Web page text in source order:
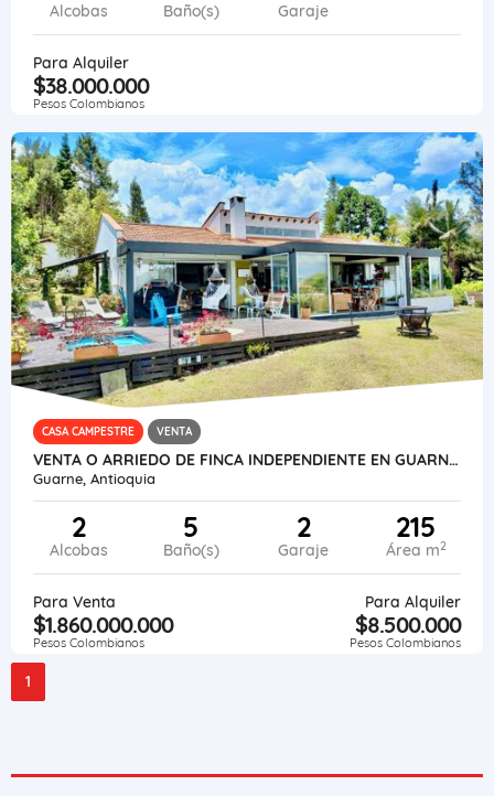
Alcobas Baño(s) Garaje
Para Alquiler
$38.000.000
Pesos Colombianos
CASA CAMPESTRE VENTA
VENTA O ARRIEDO DE FINCA INDEPENDIENTE EN GUARNE VEREDA LA MOSQUITA
Guarne, Antioquia
2
Alcobas
5
Baño(s)
2
Garaje
215
Área m2
Para Venta
$1.860.000.000
Pesos Colombianos
Para Alquiler
$8.500.000
Pesos Colombianos
1